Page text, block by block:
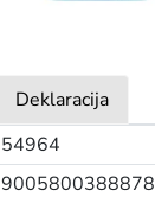
Deklaracija
54964
9005800388878